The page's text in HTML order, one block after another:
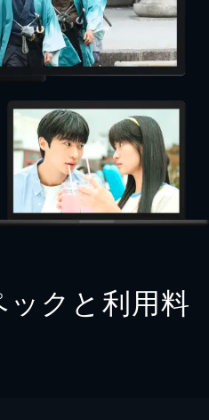
クと利用料